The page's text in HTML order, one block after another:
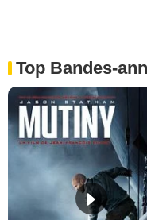
Top Bandes-